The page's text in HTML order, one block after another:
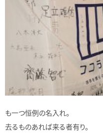
も一つ恒例の名入れ。
去るものあれば来る者有り。